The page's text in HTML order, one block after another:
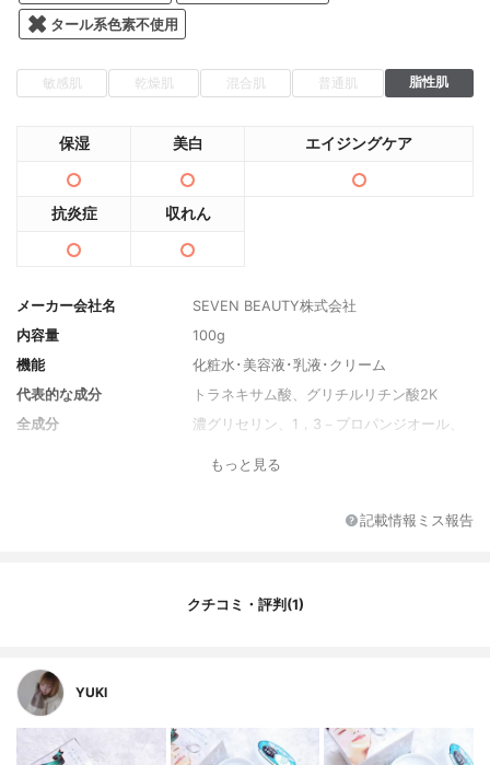
タール系色素不使用
敏感肌 乾燥肌 混合肌 普通肌 脂性肌
保湿 美白 エイジングケア
抗炎症 収れん
メーカー会社名
SEVEN BEAUTY株式会社
内容量
100g
機能
化粧水･美容液･乳液･クリーム
代表的な成分
トラネキサム酸、グリチルリチン酸2K
全成分
濃グリセリン、1，3－プロパンジオール、
サン酸セチル、ジメチコン、カルボキシビ
ビタン、キサンタンガム、サクシニルアテ
ウロイルグルタミン酸ジ(フィトステリル・
もっと見る
記載情報ミス報告
クチコミ・評判(1)
YUKI